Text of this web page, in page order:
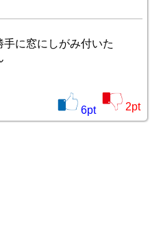
に窓にしがみ付いた
6pt 2pt